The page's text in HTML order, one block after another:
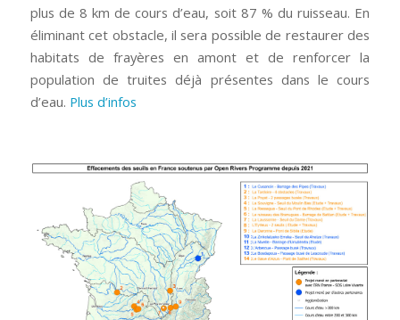
plus de 8 km de cours d’eau, soit 87 % du ruisseau. En
éliminant cet obstacle, il sera possible de restaurer des
habitats de frayères en amont et de renforcer la
population de truites déjà présentes dans le cours
d’eau. Plus d’infos